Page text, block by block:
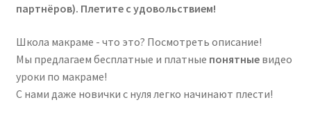
партнёров). Плетите с удовольствием!
Школа макраме - что это? Посмотреть описание!
Мы предлагаем бесплатные и платные понятныевидео
уроки по макраме!
С нами даже новички с нуля легко начинают плести!